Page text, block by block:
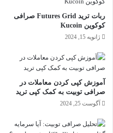
ربات ترید Futures Grid صرافی
کوکوین Kucoin
ژانویه 15, 2024
آموزش کپی کردن معاملات در
صرافی توبیت به کمک کپی ترید
آگوست 25, 2024